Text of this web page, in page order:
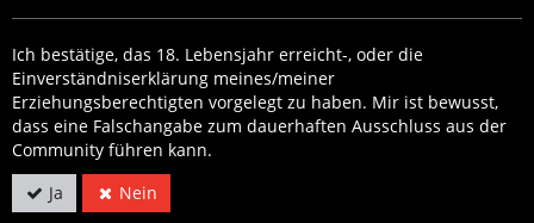
Ich bestätige, das 18. Lebensjahr erreicht-, oder die
Einverständniserklärung meines/meiner
Erziehungsberechtigten vorgelegt zu haben. Mir ist bewusst,
dass eine Falschangabe zum dauerhaften Ausschluss aus der
Community führen kann.
Ja
Nein